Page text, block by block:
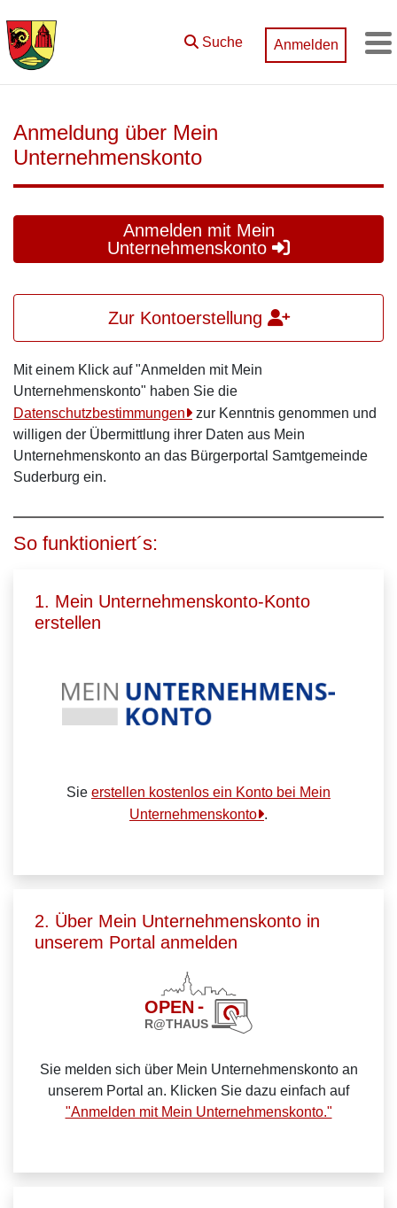
Suche Anmelden
Anmeldung über Mein
Unternehmenskonto
Anmelden mit Mein
Unternehmenskonto
Zur Kontoerstellung
Mit einem Klick auf "Anmelden mit Mein
Unternehmenskonto" haben Sie die
Datenschutzbestimmungen
zur Kenntnis genommen und
willigen der Übermittlung ihrer Daten aus Mein
Unternehmenskonto an das Bürgerportal Samtgemeinde
Suderburg ein.
So funktioniert´s:
1. Mein Unternehmenskonto-Konto
erstellen
Sie erstellen kostenlos ein Konto bei Mein
Unternehmenskonto .
2. Über Mein Unternehmenskonto in
unserem Portal anmelden
Sie melden sich über Mein Unternehmenskonto an
unserem Portal an. Klicken Sie dazu einfach auf
"Anmelden mit Mein Unternehmenskonto."